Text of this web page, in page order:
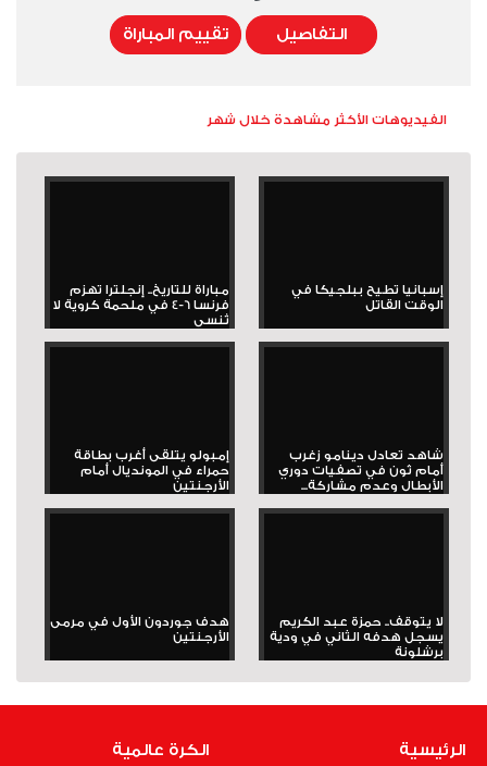
التفاصيل تقييم المباراة
الفيديوهات الأكثر مشاهدة خلال شهر
إسبانيا تطيح ببلجيكا في
الوقت القاتل
مباراة للتاريخ.. إنجلترا تهزم
فرنسا 6-4 في ملحمة كروية لا
تُنسى
شاهد تعادل دينامو زغرب
أمام ثون في تصفيات دوري
الأبطال وعدم مشاركة...
إمبولو يتلقى أغرب بطاقة
حمراء في المونديال أمام
الأرجنتين
لا يتوقف.. حمزة عبد الكريم
يسجل هدفه الثاني في ودية
برشلونة
هدف جوردون الأول في مرمى
الأرجنتين
الرئيسية
الكرة عالمية